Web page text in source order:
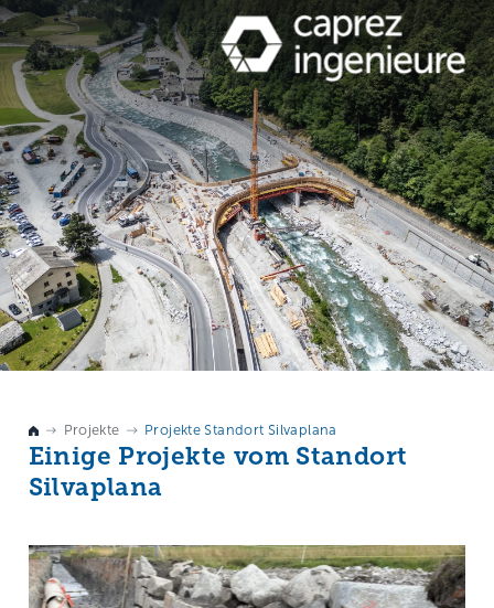
Projekte Projekte Standort Silvaplana
Einige Projekte vom Standort
Silvaplana